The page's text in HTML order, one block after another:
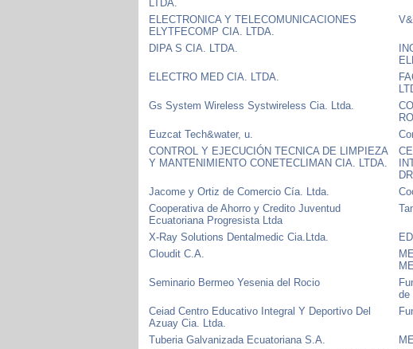
LTDA.
ELECTRONICA Y TELECOMUNICACIONES
ELYTFECOMP CIA. LTDA.
DIPA S CIA. LTDA.
ELECTRO MED CIA. LTDA.
Gs System Wireless Systwireless Cia. Ltda.
Euzcat Tech&water, u.
CONTROL Y EJECUCIÓN TECNICA DE LIMPIEZA
Y MANTENIMIENTO CONETECLIMAN CIA. LTDA.
Jacome y Ortiz de Comercio Cía. Ltda.
Cooperativa de Ahorro y Credito Juventud
Ecuatoriana Progresista Ltda
X-Ray Solutions Dentalmedic Cia.Ltda.
Cloudit C.A.
Seminario Bermeo Yesenia del Rocio
de
Ceiad Centro Educativo Integral Y Deportivo Del
Azuay Cia. Ltda.
Tuberia Galvanizada Ecuatoriana S.A.